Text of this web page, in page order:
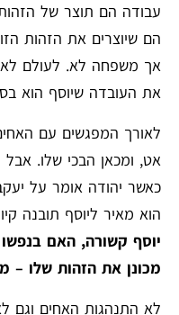
עבודה הם תוצר של
הם שיוצרים את הזהות
אך משפחה לא. לעולם
את העובדה שיוסף הוא
לאורך המפגשים עם
אט, ומכאן הבכי שלו. אבל
כאשר יהודה אומר על
הוא מאיר ליוסף תובנה
יוסף קשורה, האם
מכונן את הזהות שלו –
לא התנהגות האחים וגם